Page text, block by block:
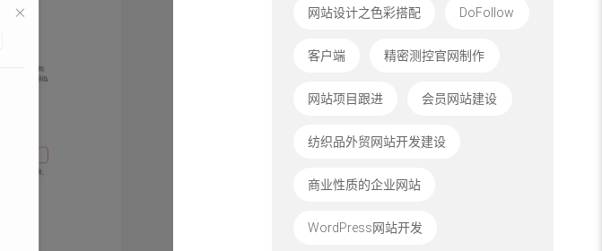
网站设计之色彩搭配 DoFollow
客户端 精密测控官网制作
网站项目跟进 会员网站建设
纺织品外贸网站开发建设
商业性质的企业网站
WordPress网站开发